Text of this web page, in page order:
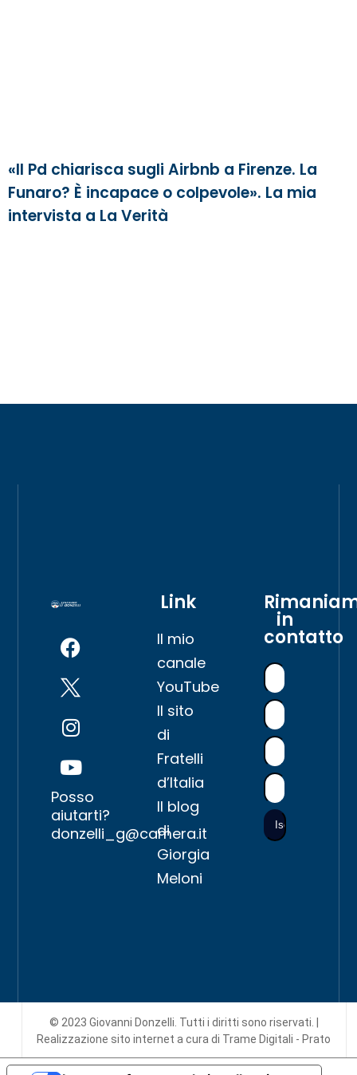
«Il Pd chiarisca sugli Airbnb a Firenze. La
Funaro? È incapace o colpevole». La mia
intervista a La Verità
Posso
aiutarti?
donzelli_g@camera.it
Link
Il mio
canale
YouTube
Il sito
di
Fratelli
d’Italia
Il blog
di
Giorgia
Meloni
in
contatto
© 2023 Giovanni Donzelli. Tutti i diritti sono riservati. |
Realizzazione sito interneta cura di Trame Digitali - Prato